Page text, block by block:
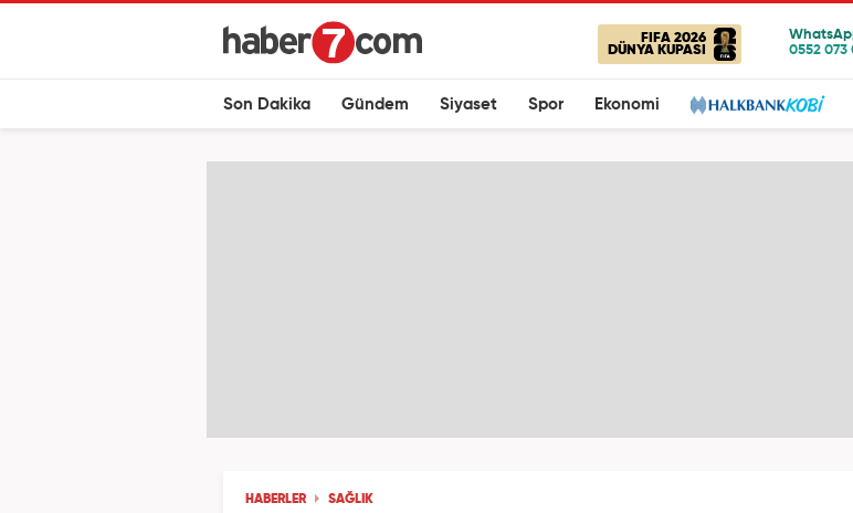
FIFA 2026
DÜNYA KUPASI
Son Dakika Gündem Siyaset Spor Ekonomi
HABERLER SAĞLIK